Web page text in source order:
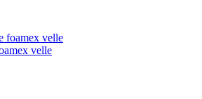
velle